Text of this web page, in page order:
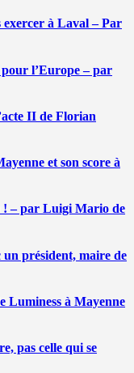
exercer à Laval – Par
l’Europe – par
II de Florian
et son score à
! – par Luigi Mario de
un président, maire de
Luminess à Mayenne
pas celle qui se